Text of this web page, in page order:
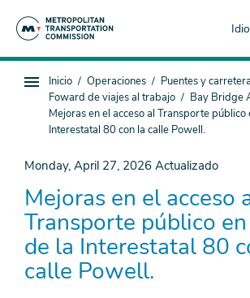
Navegación
subpágina
Estás
aquí
Inicio Operaciones Puentes y
Foward de viajes al trabajo
Bay Bridge
Mejoras en el acceso al Transporte público
Interestatal 80 con la calle Powell.
Monday, April 27, 2026 Actualizado
Mejoras en el acceso
Transporte público
de la Interestatal 80
calle Powell.